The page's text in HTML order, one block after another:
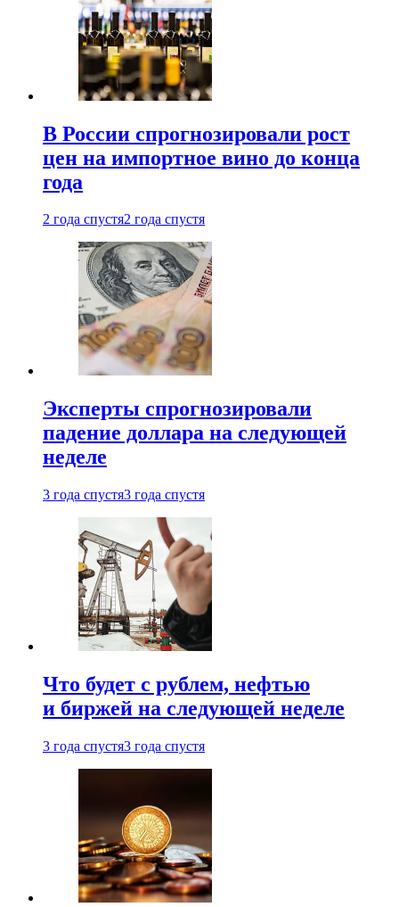
В России спрогнозировали рост
цен на импортное вино до конца
года
2 года спустя2 года спустя
Эксперты спрогнозировали
падение доллара на следующей
неделе
3 года спустя3 года спустя
Что будет с рублем, нефтью
и биржей на следующей неделе
3 года спустя3 года спустя